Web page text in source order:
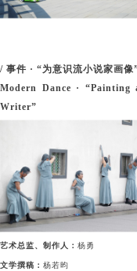
/ 事件 · “为意识流小说家画
Modern Dance ·
Writer”
艺术总监、制作人： 杨勇
文学撰稿： 杨若昀